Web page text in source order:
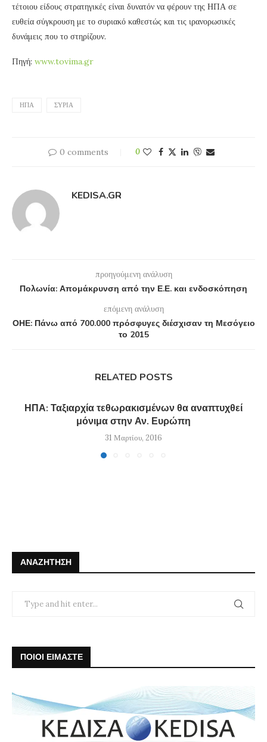
τέτοιου είδους στρατηγικές είναι δυνατόν να φέρουν της ΗΠΑ σε
ευθεία σύγκρουση με το συριακό καθεστώς και τις ιρανορωσικές
δυνάμεις που το στηρίζουν.
Πηγή: www.tovima.gr
ΗΠΑ ΣΥΡΊΑ
0 comments 0
KEDISA.GR
προηγούμενη ανάλυση
Πολωνία: Απομάκρυνση από την Ε.Ε. και ενδοσκόπηση
επόμενη ανάλυση
ΟΗΕ: Πάνω από 700.000 πρόσφυγες διέσχισαν τη Μεσόγειο
το 2015
RELATED POSTS
ΗΠΑ: Ταξιαρχία τεθωρακισμένων θα αναπτυχθεί
μόνιμα στην Αν. Ευρώπη
31 Μαρτίου, 2016
ΑΝΑΖΉΤΗΣΗ
ΠΟΙΟΙ ΕΙΜΑΣΤΕ